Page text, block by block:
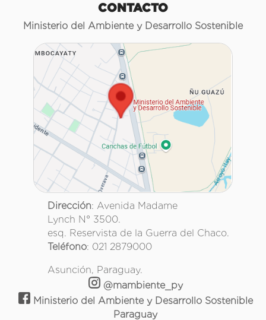
CONTACTO
Ministerio del Ambiente y Desarrollo Sostenible
Dirección: Avenida Madame
Lynch N° 3500.
esq. Reservista de la Guerra del Chaco.
Teléfono: 021 2879000
Asunción, Paraguay.
@mambiente_py
Ministerio del Ambiente y Desarrollo Sostenible
Paraguay